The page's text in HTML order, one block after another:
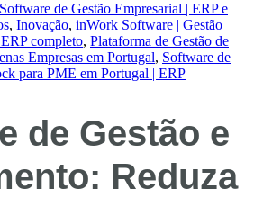
de Gestão Empresarial | ERP e
, Inovação, inWork Software | Gestão
completo, Plataforma de Gestão de
Empresas em Portugal, Software de
para PME em Portugal | ERP
de Gestão e
Reduza